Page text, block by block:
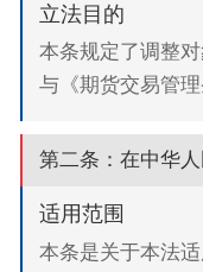
立法目的
本条规定了调整
与《期货交易管
货市场，系统规
适用范围
本条是关于本法